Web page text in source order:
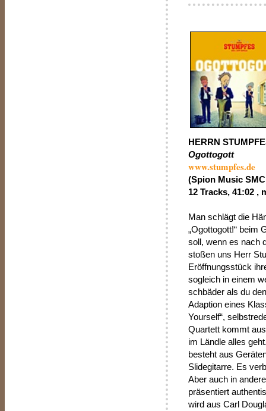
HERRN
Ogottogott
www.stumpfes.de
(Spion Music
12 Tracks, 41:02 ,
Man schlägt die
„Ogottogott!“ beim
soll, wenn es nach
stoßen uns Herr
Eröffnungsstück
sogleich in einem
schbäder als du
Adaption eines
Yourself“,
Quartett kommt
im Ländle alles
besteht aus
Slidegitarre. Es
Aber auch in
präsentiert
wird aus Carl